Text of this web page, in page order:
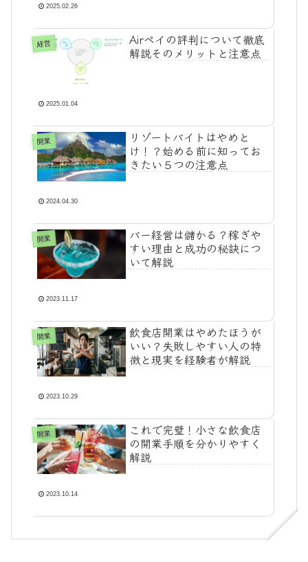
2025.02.26
経営
Airペイの評判について徹底
解説そのメリットと注意点
2025.01.04
開業
リゾートバイトはやめと
け！？始める前に知ってお
きたい５つの注意点
2024.04.30
開業
バー経営は儲かる？稼ぎや
すい理由と成功の秘訣につ
いて解説
2023.11.17
開業
飲食店開業はやめたほうが
いい？失敗しやすい人の特
徴と現実を経験者が解説
2023.10.29
開業
これで完璧！小さな飲食店
の開業手順を分かりやすく
解説
2023.10.14